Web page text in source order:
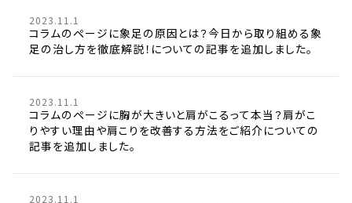
2023.11.1
コラムのページに象足の原因とは？今日から取り組める象
足の治し方を徹底解説！についての記事を追加しました。
2023.11.1
コラムのページに胸が大きいと肩がこるって本当？肩がこ
りやすい理由や肩こりを改善する方法をご紹介についての
記事を追加しました。
2023.11.1